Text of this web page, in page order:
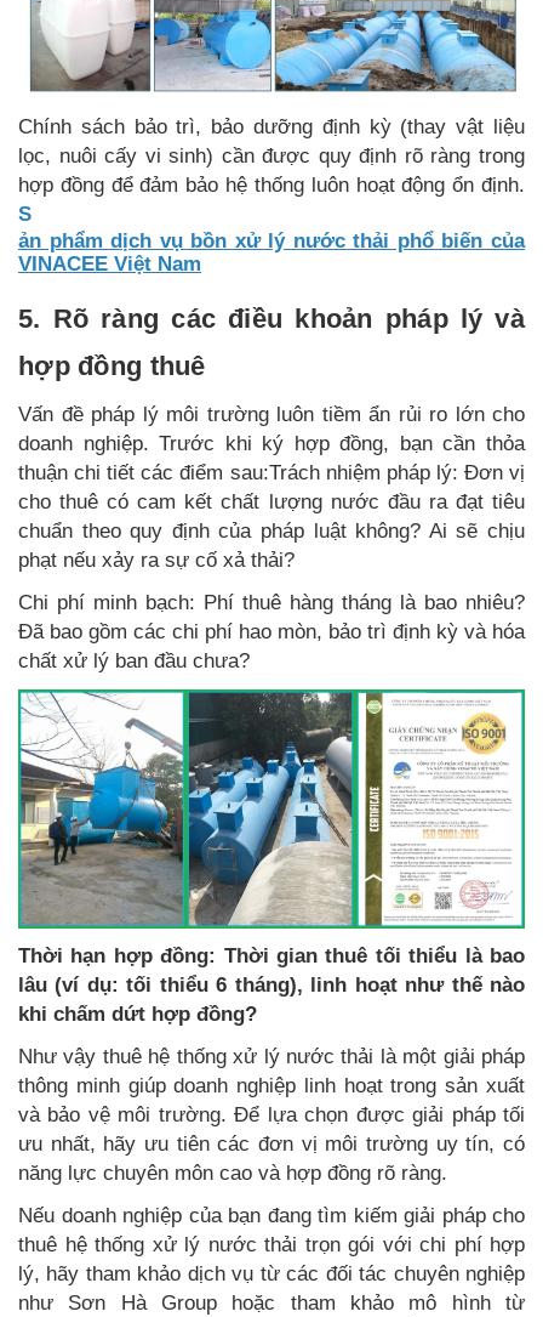
Chính sách bảo trì, bảo dưỡng định kỳ (thay vật liệu
lọc, nuôi cấy vi sinh) cần được quy định rõ ràng trong
hợp đồng để đảm bảo hệ thống luôn hoạt động ổn định.
S
ản phẩm dịch vụ bồn xử lý nước thải phổ biến của
VINACEE Việt Nam
5. Rõ ràng các điều khoản pháp lý và
hợp đồng thuê
Vấn đề pháp lý môi trường luôn tiềm ẩn rủi ro lớn cho
doanh nghiệp. Trước khi ký hợp đồng, bạn cần thỏa
thuận chi tiết các điểm sau:Trách nhiệm pháp lý: Đơn vị
cho thuê có cam kết chất lượng nước đầu ra đạt tiêu
chuẩn theo quy định của pháp luật không? Ai sẽ chịu
phạt nếu xảy ra sự cố xả thải?
Chi phí minh bạch: Phí thuê hàng tháng là bao nhiêu?
Đã bao gồm các chi phí hao mòn, bảo trì định kỳ và hóa
chất xử lý ban đầu chưa?
Thời hạn hợp đồng: Thời gian thuê tối thiểu là bao
lâu (ví dụ: tối thiểu 6 tháng), linh hoạt như thế nào
khi chấm dứt hợp đồng?
Như vậy thuê hệ thống xử lý nước thải là một giải pháp
thông minh giúp doanh nghiệp linh hoạt trong sản xuất
và bảo vệ môi trường. Để lựa chọn được giải pháp tối
ưu nhất, hãy ưu tiên các đơn vị môi trường uy tín, có
năng lực chuyên môn cao và hợp đồng rõ ràng.
Nếu doanh nghiệp của bạn đang tìm kiếm giải pháp cho
thuê hệ thống xử lý nước thải trọn gói với chi phí hợp
lý, hãy tham khảo dịch vụ từ các đối tác chuyên nghiệp
như Sơn Hà Group hoặc tham khảo mô hình từ